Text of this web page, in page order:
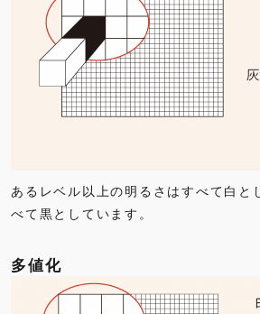
あるレベル以上の明るさはすべて白と
べて黒としています。
多値化